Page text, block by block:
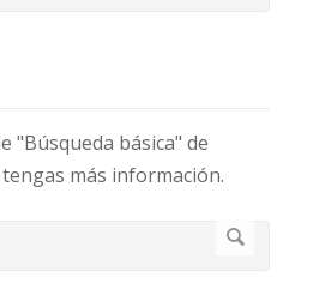
"Búsqueda básica" de
más información.